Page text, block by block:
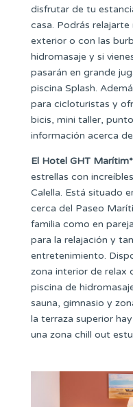
disfrutar de tu
casa. Podrás
exterior o con las
hidromasaje y si
pasarán en grande
piscina Splash.
para cicloturistas y
bicis, mini taller,
información acerca
El Hotel GHT
estrellas con
Calella. Está situado
cerca del Paseo
familia como en
para la relajación y
entretenimiento.
zona interior de relax
piscina de
sauna, gimnasio y
la terraza superior
una zona chill out